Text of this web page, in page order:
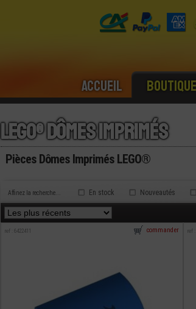
Accueil Boutique
Lego® dômes imprimés
Pièces Dômes Imprimés LEGO®
Affinez la recherche... En stock Nouveautés
ref : 6422411 commander ref :